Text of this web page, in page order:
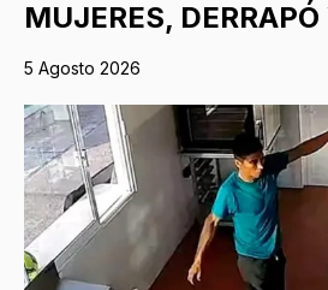
MUJERES,
5 Agosto 2026